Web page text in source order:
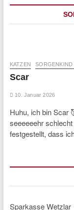
KATZEN SORGENKIND
Scar
10. Januar 2026
Huhu, ich bin Scar
seeeeeehr
festgestellt, dass
Sparkasse Wetzlar